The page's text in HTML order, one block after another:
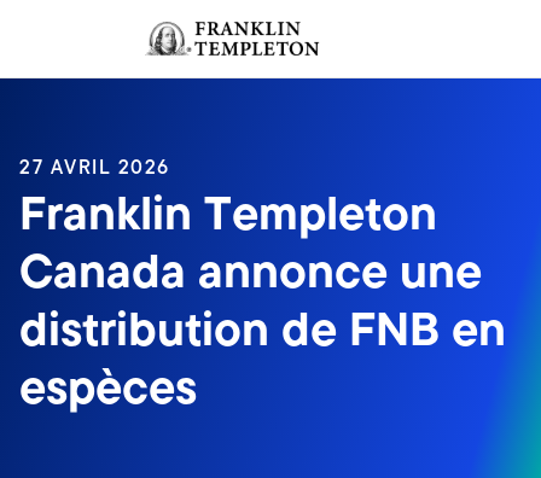
Header menu toggle
Ouverture de session
27 AVRIL 2026
Franklin Templeton
Canada annonce une
distribution de FNB en
espèces